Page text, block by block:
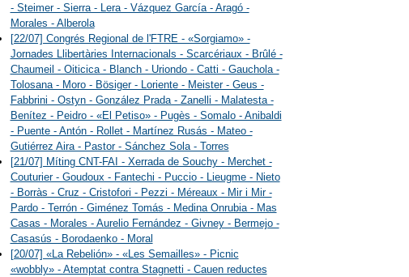
- Steimer - Sierra - Lera - Vázquez García - Aragó -
Morales - Alberola
[22/07] Congrés Regional de l'FTRE - «Sorgiamo» -
Jornades Llibertàries Internacionals - Scarcériaux - Brûlé -
Chaumeil - Oiticica - Blanch - Uriondo - Catti - Gauchola -
Tolosana - Moro - Bösiger - Loriente - Meister - Geus -
Fabbrini - Ostyn - González Prada - Zanelli - Malatesta -
Benítez - Peidro - «El Petiso» - Pugès - Somalo - Anibaldi
- Puente - Antón - Rollet - Martínez Rusás - Mateo -
Gutiérrez Aira - Pastor - Sánchez Sola - Torres
[21/07] Míting CNT-FAI - Xerrada de Souchy - Merchet -
Couturier - Goudoux - Fantechi - Puccio - Lieugme - Nieto
- Borràs - Cruz - Cristofori - Pezzi - Méreaux - Mir i Mir -
Pardo - Terrón - Giménez Tomás - Medina Onrubia - Mas
Casas - Morales - Aurelio Fernández - Givney - Bermejo -
Casasús - Borodaenko - Moral
[20/07] «La Rebelión» - «Les Semailles» - Picnic
«wobbly» - Atemptat contra Stagnetti - Cauen reductes